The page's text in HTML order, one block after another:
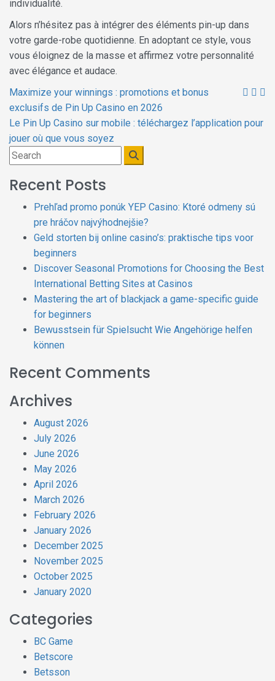
individualité.
Alors n’hésitez pas à intégrer des éléments pin-up dans
votre garde-robe quotidienne. En adoptant ce style, vous
vous éloignez de la masse et affirmez votre personnalité
avec élégance et audace.
Post
navigation
Maximize your winnings : promotions et bonus
exclusifs de Pin Up Casino en 2026
Le Pin Up Casino sur mobile : téléchargez l’application pour
jouer où que vous soyez
Recent Posts
Prehľad promo ponúk YEP Casino: Ktoré odmeny sú
pre hráčov najvýhodnejšie?
Geld storten bij online casino’s: praktische tips voor
beginners
Discover Seasonal Promotions for Choosing the Best
International Betting Sites at Casinos
Mastering the art of blackjack a game-specific guide
for beginners
Bewusstsein für Spielsucht Wie Angehörige helfen
können
Recent Comments
Archives
August 2026
July 2026
June 2026
May 2026
April 2026
March 2026
February 2026
January 2026
December 2025
November 2025
October 2025
January 2020
Categories
BC Game
Betscore
Betsson